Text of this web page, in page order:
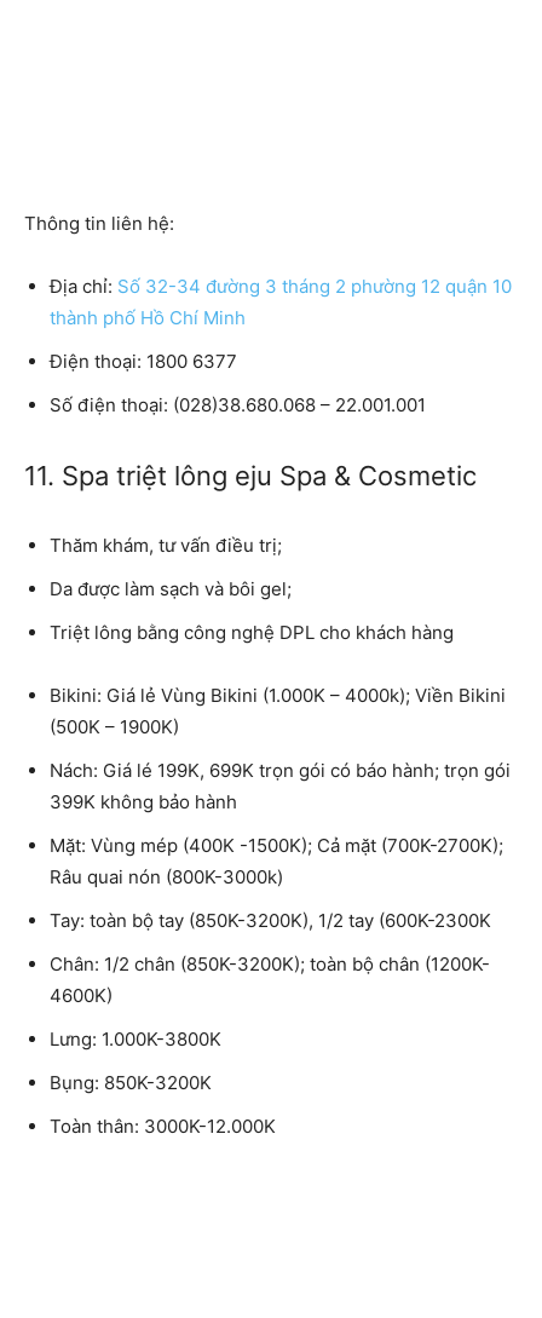
Thông tin liên hệ:
Địa chỉ: Số 32-34 đường 3 tháng 2 phường 12 quận 10
thành phố Hồ Chí Minh
Điện thoại: 1800 6377
Số điện thoại: (028)38.680.068 – 22.001.001
11. Spa triệt lông eju Spa & Cosmetic
Thăm khám, tư vấn điều trị;
Da được làm sạch và bôi gel;
Triệt lông bằng công nghệ DPL cho khách hàng
Bikini: Giá lẻ Vùng Bikini (1.000K – 4000k); Viền Bikini
(500K – 1900K)
Nách: Giá lé 199K, 699K trọn gói có báo hành; trọn gói
399K không bảo hành
Mặt: Vùng mép (400K -1500K); Cả mặt (700K-2700K);
Râu quai nón (800K-3000k)
Tay: toàn bộ tay (850K-3200K), 1/2 tay (600K-2300K
Chân: 1/2 chân (850K-3200K); toàn bộ chân (1200K-
4600K)
Lưng: 1.000K-3800K
Bụng: 850K-3200K
Toàn thân: 3000K-12.000K